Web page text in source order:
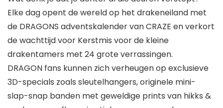
Elke dag opent de wereld op het drakeneiland met
de DRAGONS adventskalender van CRAZE en verkort
de wachttijd voor Kerstmis voor de kleine
drakentamers met 24 grote verrassingen.
DRAGON fans kunnen zich verheugen op exclusieve
3D-specials zoals sleutelhangers, originele mini-
slap-snap banden met geweldige prints van hikks &